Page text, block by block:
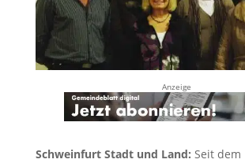
Anzeige
Schweinfurt Stadt und Land: Seit dem